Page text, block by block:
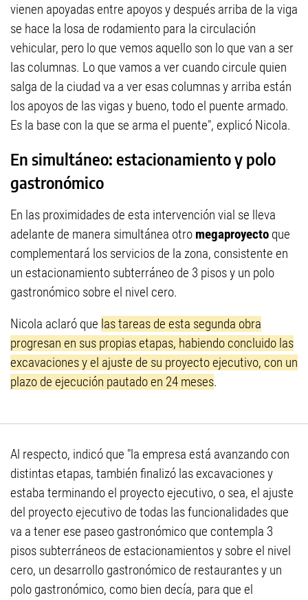
vienen apoyadas entre apoyos y después arriba de la viga
se hace la losa de rodamiento para la circulación
vehicular, pero lo que vemos aquello son lo que van a ser
las columnas. Lo que vamos a ver cuando circule quien
salga de la ciudad va a ver esas columnas y arriba están
los apoyos de las vigas y bueno, todo el puente armado.
Es la base con la que se arma el puente", explicó Nicola.
En simultáneo: estacionamiento y polo
gastronómico
En las proximidades de esta intervención vial se lleva
adelante de manera simultánea otro megaproyecto que
complementará los servicios de la zona, consistente en
un estacionamiento subterráneo de 3 pisos y un polo
gastronómico sobre el nivel cero.
Nicola aclaró que las tareas de esta segunda obra
progresan en sus propias etapas, habiendo concluido las
excavaciones y el ajuste de su proyecto ejecutivo, con un
plazo de ejecución pautado en 24 meses.
Al respecto, indicó que "la empresa está avanzando con
distintas etapas, también finalizó las excavaciones y
estaba terminando el proyecto ejecutivo, o sea, el ajuste
del proyecto ejecutivo de todas las funcionalidades que
va a tener ese paseo gastronómico que contempla 3
pisos subterráneos de estacionamientos y sobre el nivel
cero, un desarrollo gastronómico de restaurantes y un
polo gastronómico, como bien decía, para que el